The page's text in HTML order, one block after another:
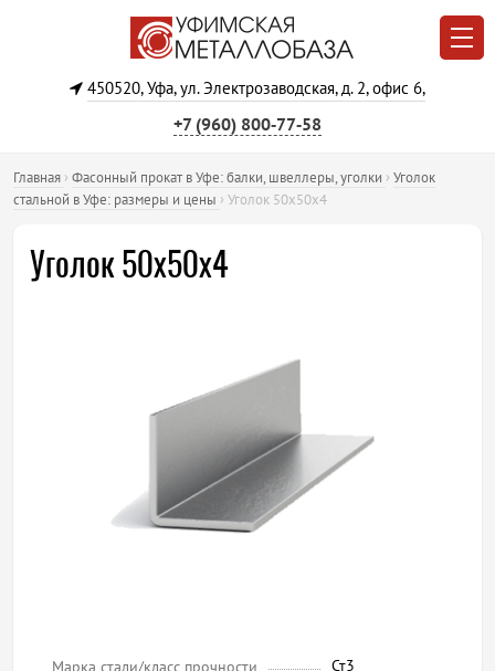
450520, Уфа, ул. Электрозаводская, д. 2, офис 6,
+7 (960) 800‐77‐58
Главная › Фасонный прокат в Уфе: балки, швеллеры, уголки › Уголок
стальной в Уфе: размеры и цены › Уголок 50х50х4
Уголок 50х50х4
Марка стали/класс прочности
Ст3